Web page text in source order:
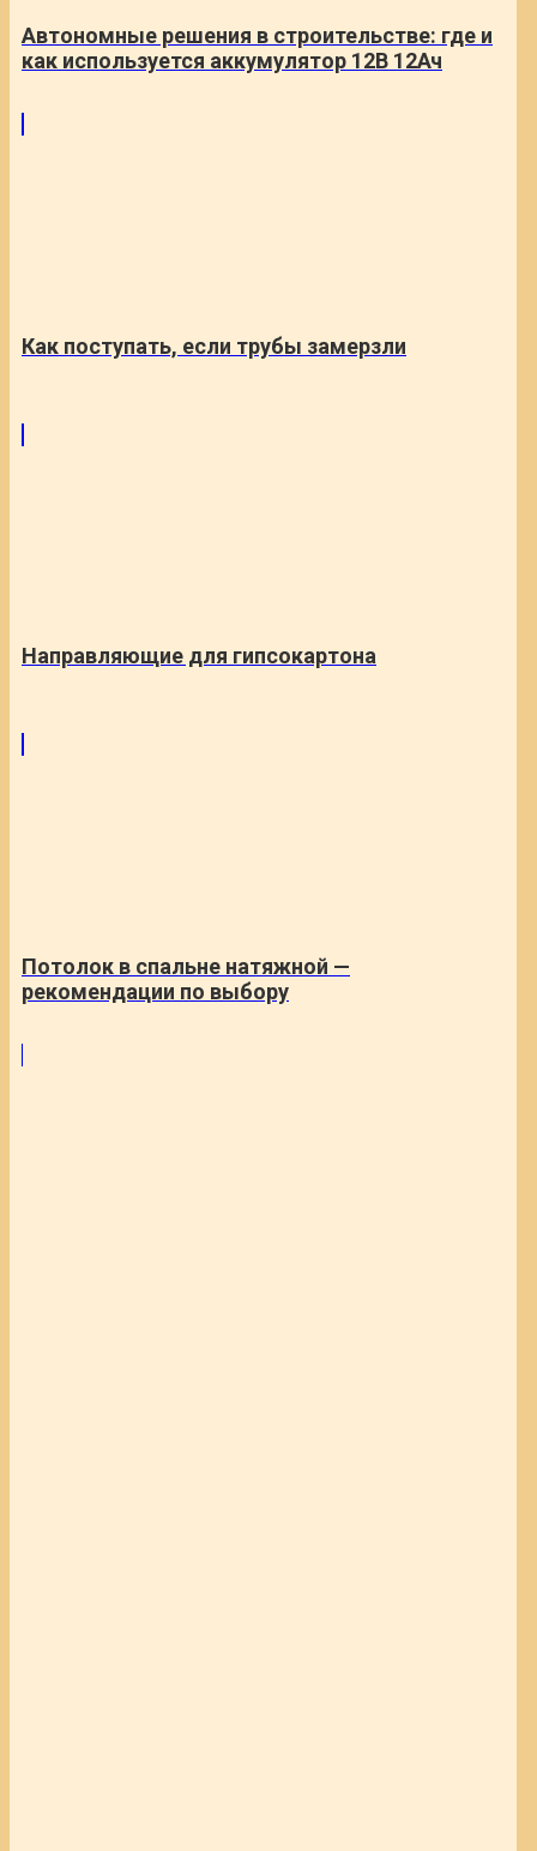
Автономные решения в строительстве: где и
как используется аккумулятор 12В 12Ач
Как поступать, если трубы замерзли
Направляющие для гипсокартона
Потолок в спальне натяжной —
рекомендации по выбору